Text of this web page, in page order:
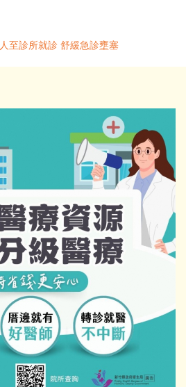
至診所就診 舒緩急診壅塞